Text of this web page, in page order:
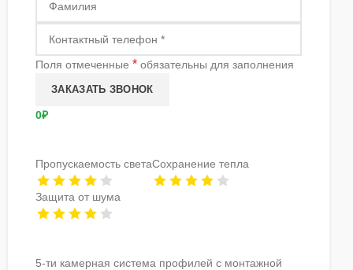
Поля отмеченные * обязательны для заполнения
0₽
Пропускаемость светаСохранение тепла
Защита от шума
5-ти камерная система профилей с монтажной